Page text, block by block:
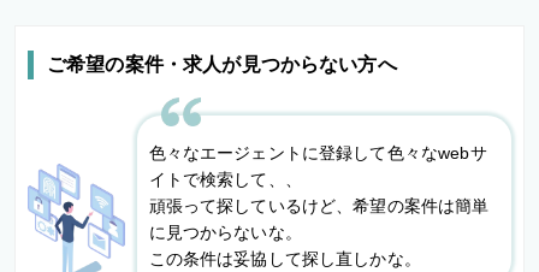
ご希望の案件・求人が見つからない方へ
色々なエージェントに登録して色々なwebサ
イトで検索して、、
頑張って探しているけど、希望の案件は簡単
に見つからないな。
この条件は妥協して探し直しかな。